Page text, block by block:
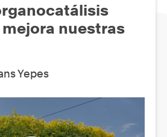
nuestras
Yepes